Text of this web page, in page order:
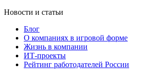
Новости и статьи
Блог
О компаниях в игровой форме
Жизнь в компании
ИТ-проекты
Рейтинг работодателей России